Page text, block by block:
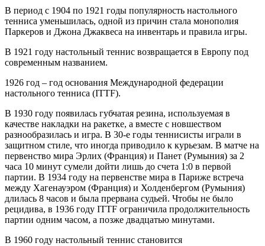
В период с 1904 по 1921 годы популярность настольного
тенниса уменьшилась, одной из причин стала монополия
Паркеров и Джона Джаквеса на инвентарь и правила игры.
В 1921 году настольный теннис возвращается в Европу под
современным названием.
1926 год – год основания Международной федерации
настольного тенниса (ITTF).
В 1930 году появилась губчатая резина, используемая в
качестве накладки на ракетке, а вместе с новшеством
разнообразилась и игра. В 30-е годы теннисисты играли в
защитном стиле, что иногда приводило к курьезам. В матче на
первенство мира Эрлих (Франция) и Панет (Румыния) за 2
часа 10 минут сумели дойти лишь до счета 1:0 в первой
партии. В 1934 году на первенстве мира в Париже встреча
между Хагенауэром (Франция) и Холденбергом (Румыния)
длилась 8 часов и была прервана судьей. Чтобы не было
рецидива, в 1936 году ITTF ограничила продолжительность
партии одним часом, а позже двадцатью минутами.
В 1960 году настольный теннис становится